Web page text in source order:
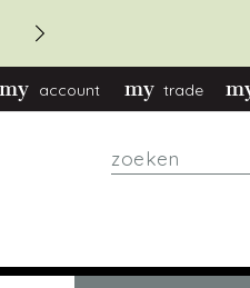
account trade
zoeken